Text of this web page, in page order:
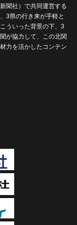
聞社）で共同運営する
3県の行き来が手軽と
ういった背景の下、3
が協力して、この北関
力を活かしたコンテン